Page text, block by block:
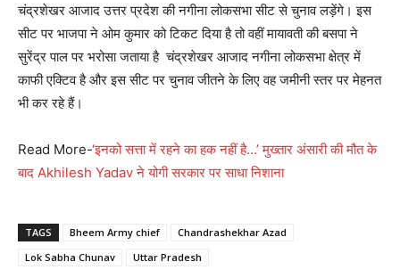
चंद्रशेखर आजाद उत्तर प्रदेश की नगीना लोकसभा सीट से चुनाव लड़ेंगे। इस
सीट पर भाजपा ने ओम कुमार को टिकट दिया है तो वहीं मायावती की बसपा ने
सुरेंद्र पाल पर भरोसा जताया है ‌ चंद्रशेखर आजाद नगीना लोकसभा क्षेत्र में
काफी एक्टिव है और इस सीट पर चुनाव जीतने के लिए वह जमीनी स्तर पर मेहनत
भी कर रहे हैं।
Read More-‘इनको सत्ता में रहने का हक नहीं है…’ मुख्तार अंसारी की मौत के
बाद Akhilesh Yadav ने योगी सरकार पर साधा निशाना
TAGS Bheem Army chief
Chandrashekhar Azad
Lok Sabha Chunav
Uttar Pradesh